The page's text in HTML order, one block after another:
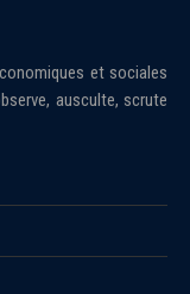
et sociales
ausculte, scrute